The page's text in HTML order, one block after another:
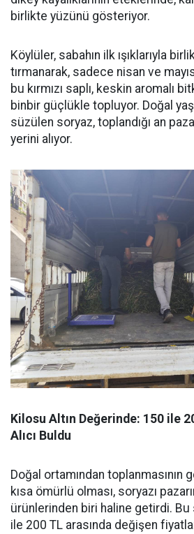
birlikte yüzünü gösteriyor.
Köylüler, sabahın ilk ışıklarıyla
tırmanarak, sadece nisan ve
bu kırmızı saplı, keskin aromalı
binbir güçlükle topluyor. Doğal
süzülen soryaz, toplandığı an
yerini alıyor.
Kilosu Altın Değerinde: 150 ile
Alıcı Buldu
Doğal ortamından toplanmasının
kısa ömürlü olması, soryazı
ürünlerinden biri haline getirdi.
ile 200 TL arasında değişen